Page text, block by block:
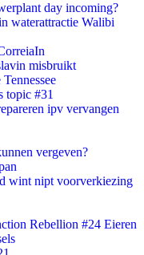
day incoming?
waterattractie Walibi
misbruikt
topic #31
ipv vervangen
vergeven?
wint nipt voorverkiezing
Rebellion #24 Eieren